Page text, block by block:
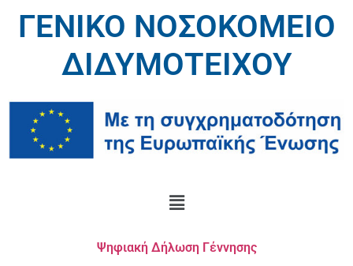
ΓΕΝΙΚΟ ΝΟΣΟΚΟΜΕΙΟ
ΔΙΔΥΜΟΤΕΙΧΟΥ
Ψηφιακή Δήλωση Γέννησης